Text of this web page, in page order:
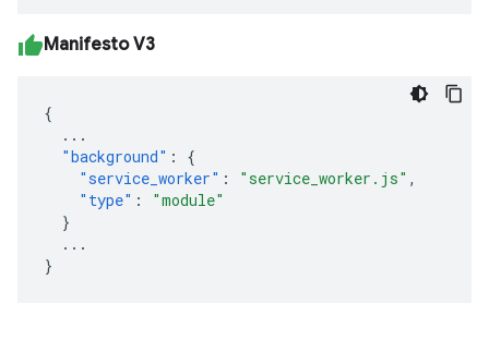
Manifesto V3
{
...
"background" :
{
"service_worker" : "service_worker.js" ,
"type" :
"module"
}
...
}